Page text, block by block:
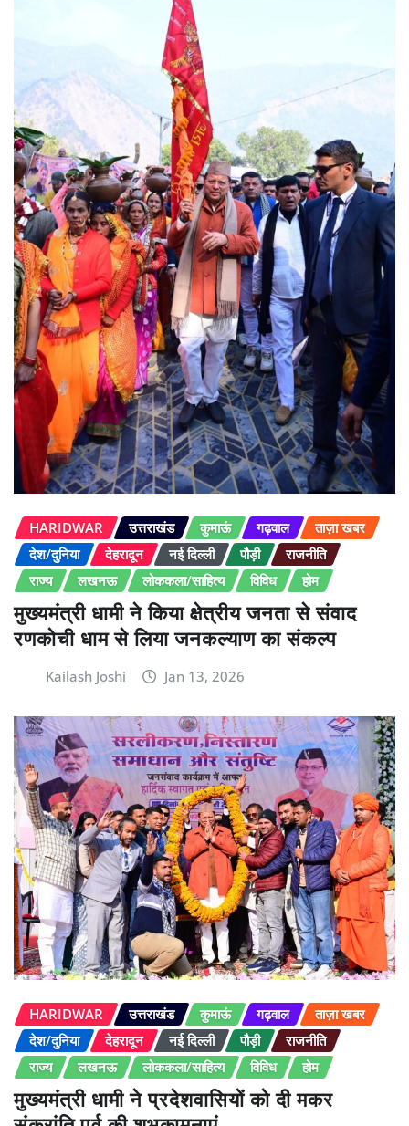
HARIDWAR उत्तराखंड कुमाऊं गढ़वाल
ताज़ा खबर
देश/दुनिया
देहरादून नई दिल्ली पौड़ी
राजनीति
राज्य
लखनऊ लोककला/साहित्य विविध होम
मुख्यमंत्री धामी ने किया क्षेत्रीय जनता से संवाद
रणकोची धाम से लिया जनकल्याण का संकल्प
Kailash Joshi Jan 13, 2026
HARIDWAR उत्तराखंड कुमाऊं गढ़वाल
ताज़ा खबर
देश/दुनिया
देहरादून नई दिल्ली पौड़ी
राजनीति
राज्य
लखनऊ लोककला/साहित्य विविध होम
मुख्यमंत्री धामी ने प्रदेशवासियों को दी मकर